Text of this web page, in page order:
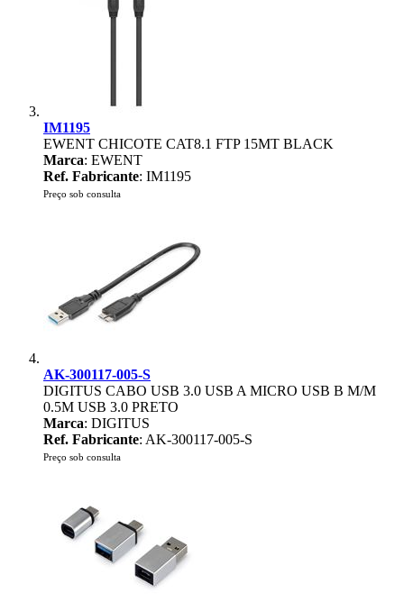
IM1195
EWENT CHICOTE CAT8.1 FTP 15MT BLACK
Marca: EWENT
Ref. Fabricante: IM1195
Preço sob consulta
AK-300117-005-S
DIGITUS CABO USB 3.0 USB A MICRO USB B M/M
0.5M USB 3.0 PRETO
Marca: DIGITUS
Ref. Fabricante: AK-300117-005-S
Preço sob consulta